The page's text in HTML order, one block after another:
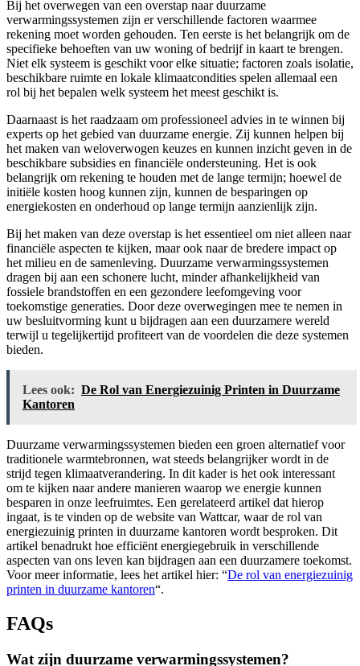
Bij het overwegen van een overstap naar duurzame
verwarmingssystemen zijn er verschillende factoren waarmee
rekening moet worden gehouden. Ten eerste is het belangrijk om de
specifieke behoeften van uw woning of bedrijf in kaart te brengen.
Niet elk systeem is geschikt voor elke situatie; factoren zoals isolatie,
beschikbare ruimte en lokale klimaatcondities spelen allemaal een
rol bij het bepalen welk systeem het meest geschikt is.
Daarnaast is het raadzaam om professioneel advies in te winnen bij
experts op het gebied van duurzame energie. Zij kunnen helpen bij
het maken van weloverwogen keuzes en kunnen inzicht geven in de
beschikbare subsidies en financiële ondersteuning. Het is ook
belangrijk om rekening te houden met de lange termijn; hoewel de
initiële kosten hoog kunnen zijn, kunnen de besparingen op
energiekosten en onderhoud op lange termijn aanzienlijk zijn.
Bij het maken van deze overstap is het essentieel om niet alleen naar
financiële aspecten te kijken, maar ook naar de bredere impact op
het milieu en de samenleving. Duurzame verwarmingssystemen
dragen bij aan een schonere lucht, minder afhankelijkheid van
fossiele brandstoffen en een gezondere leefomgeving voor
toekomstige generaties. Door deze overwegingen mee te nemen in
uw besluitvorming kunt u bijdragen aan een duurzamere wereld
terwijl u tegelijkertijd profiteert van de voordelen die deze systemen
bieden.
Lees ook: De Rol van Energiezuinig Printen in Duurzame
Kantoren
Duurzame verwarmingssystemen bieden een groen alternatief voor
traditionele warmtebronnen, wat steeds belangrijker wordt in de
strijd tegen klimaatverandering. In dit kader is het ook interessant
om te kijken naar andere manieren waarop we energie kunnen
besparen in onze leefruimtes. Een gerelateerd artikel dat hierop
ingaat, is te vinden op de website van Wattcar, waar de rol van
energiezuinig printen in duurzame kantoren wordt besproken. Dit
artikel benadrukt hoe efficiënt energiegebruik in verschillende
aspecten van ons leven kan bijdragen aan een duurzamere toekomst.
Voor meer informatie, lees het artikel hier: “De rol van energiezuinig
printen in duurzame kantoren“.
FAQs
Wat zijn duurzame verwarmingssystemen?